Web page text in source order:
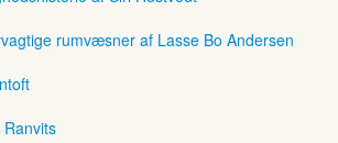
rumvæsner af Lasse Bo Andersen